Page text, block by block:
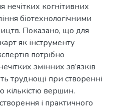
когнітивних
біотехнологічними
Показано, що для
як інструменту
потрібно
змінних зв’язків
труднощі при створенні
кількістю вершин.
і практичного